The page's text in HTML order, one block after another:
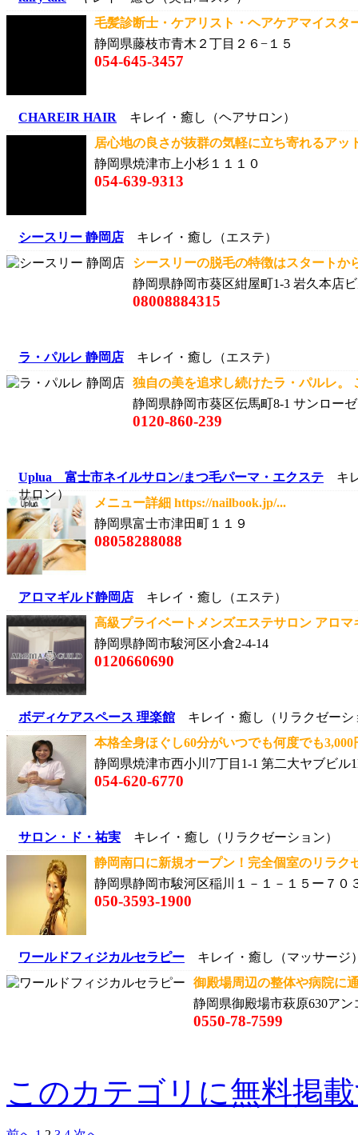
毛髪診断士・ケアリスト・ヘアケアマイスタ
静岡県藤枝市青木２丁目２６−１５
054-645-3457
CHAREIR HAIR キレイ・癒し（ヘアサロン）
居心地の良さが抜群の気軽に立ち寄れるア
静岡県焼津市上小杉１１１０
054-639-9313
シースリー 静岡店 キレイ・癒し（エステ）
シースリーの脱毛の特徴はスタートか
静岡県静岡市葵区紺屋町1-3 岩久本店
08008884315
ラ・パルレ 静岡店 キレイ・癒し（エステ）
独自の美を追求し続けたラ・パルレ。
静岡県静岡市葵区伝馬町8-1 サンロー
0120-860-239
Uplua 富士市ネイルサロン/まつ毛パーマ・エクステ キ
サロン）
メニュー詳細 https://nailbook.jp/...
静岡県富士市津田町１１９
08058288088
アロマギルド静岡店 キレイ・癒し（エステ）
高級プライベートメンズエステサロン アロマ
静岡県静岡市駿河区小倉2-4-14
0120660690
ボディケアスペース 理楽館 キレイ・癒し（リラクゼーシ
本格全身ほぐし60分がいつでも何度でも3,000
静岡県焼津市西小川7丁目1-1 第二大ヤブビル
054-620-6770
サロン・ド・祐実 キレイ・癒し（リラクゼーション）
静岡南口に新規オープン！完全個室のリラク
静岡県静岡市駿河区稲川１－１－１５ー７０
050-3593-1900
ワールドフィジカルセラピー キレイ・癒し（マッサージ
御殿場周辺の整体や病院に
静岡県御殿場市萩原630アン
0550-78-7599
このカテゴリに無料掲